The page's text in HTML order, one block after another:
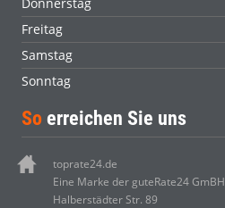
Freitag
Samstag
Sonntag
So erreichen Sie uns
toprate24.de
Eine Marke der guteRate24 GmBH
Halberstädter Str. 89